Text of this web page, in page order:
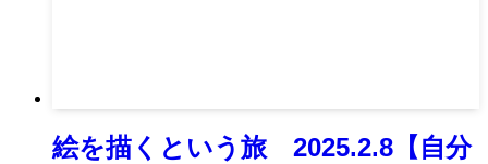
絵を描くという旅 2025.2.8【自分